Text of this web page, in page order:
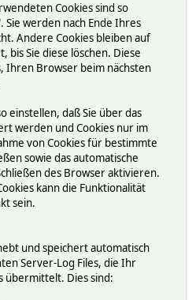
Cookies sind so
Sie werden nach Ende Ihres
Andere Cookies bleiben auf
Sie diese löschen. Diese
Ihren Browser beim nächsten
einstellen, daß Sie über das
werden und Cookies nur im
von Cookies für bestimmte
sowie das automatische
des Browser aktivieren.
kann die Funktionalität
sein.
und speichert automatisch
Server-Log Files, die Ihr
übermittelt. Dies sind: